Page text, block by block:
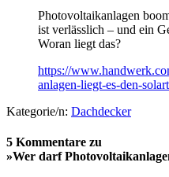
Photovoltaikanlagen
ist verlässlich – und ein
Woran liegt das?
https://
anlagen-liegt-es-den-
Kategorie/n: Dachdecker
5 Kommentare zu
»Wer darf